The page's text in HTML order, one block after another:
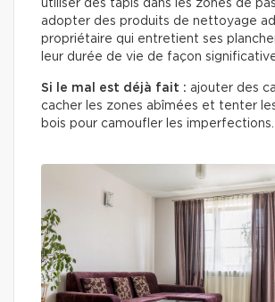
utiliser des tapis dans les zones de
adopter des produits de nettoyage
propriétaire qui entretient ses
leur durée de vie de façon
Si le mal est déjà fait : ajouter des
cacher les zones abîmées et tenter
bois pour camoufler les imperfections.